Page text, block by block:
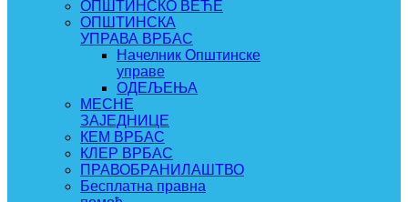
ОПШТИНСКО ВЕЋЕ
ОПШТИНСКА
УПРАВА ВРБАС
Начелник Општинске
управе
ОДЕЉЕЊА
МЕСНЕ
ЗАЈЕДНИЦЕ
КЕМ ВРБАС
КЛЕР ВРБАС
ПРАВОБРАНИЛАШТВО
Бесплатна правна